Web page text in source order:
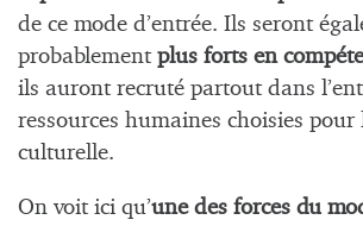
de ce mode d’entrée. Ils seront
probablement plus forts en
ils auront recruté partout dans
ressources humaines choisies
culturelle.
On voit ici qu’une des forces du